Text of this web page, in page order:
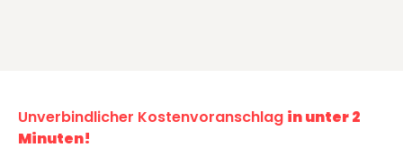
Unverbindlicher Kostenvoranschlag in unter 2
Minuten!